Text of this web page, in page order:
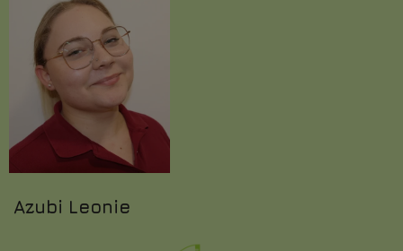
Azubi Leonie